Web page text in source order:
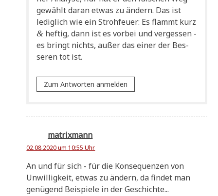
gewählt dar­an etwas zu ändern. Das ist
ledig­lich wie ein Stroh­feu­er: Es flammt kurz
& hef­tig, dann ist es vor­bei und ver­ges­sen -
es bringt nichts, außer das einer der Bes­
se­ren tot ist.
Zum Antworten anmelden
matrixmann
02.08.2020 um 10:55 Uhr
An und für sich - für die Kon­se­quen­zen von
Unwil­lig­keit, etwas zu ändern, da fin­det man
genü­gend Bei­spie­le in der Geschichte...